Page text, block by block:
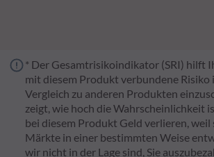
* Der Gesamtrisikoindikator (SRI) hilft
mit diesem Produkt verbundene Risiko
Vergleich zu anderen Produkten
zeigt, wie hoch die Wahrscheinlichkeit
bei diesem Produkt Geld verlieren, weil
Märkte in einer bestimmten Weise
wir nicht in der Lage sind, Sie